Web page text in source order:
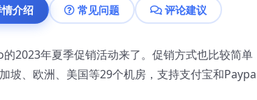
介绍 常见问题 评论建议
2023年夏季促销活动来了。促销方式也比较简
坡、欧洲、美国等29个机房，支持支付宝和